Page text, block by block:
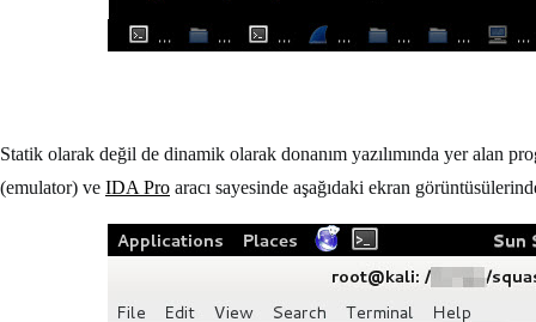
Statik olarak değil de dinamik olarak donanım yazılımında yer alan
(emulator) ve IDA Pro aracı sayesinde aşağıdaki ekran